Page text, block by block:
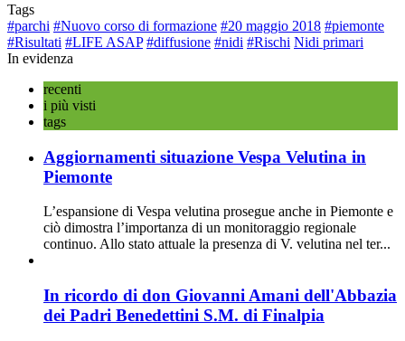
Tags
#parchi #Nuovo corso di formazione #20 maggio 2018 #piemonte
#Risultati #LIFE ASAP #diffusione #nidi #Rischi Nidi primari
In evidenza
recenti
i più visti
tags
Aggiornamenti situazione Vespa Velutina in
Piemonte
L’espansione di Vespa velutina prosegue anche in Piemonte e
ciò dimostra l’importanza di un monitoraggio regionale
continuo. Allo stato attuale la presenza di V. velutina nel ter...
In ricordo di don Giovanni Amani dell'Abbazia
dei Padri Benedettini S.M. di Finalpia